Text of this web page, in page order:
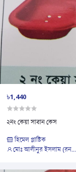
৳1,440
২নং কেয়া সাবান কেস
হিমেল প্লাষ্টিক
মোঃ আলীনুর ইসলাম (রন...